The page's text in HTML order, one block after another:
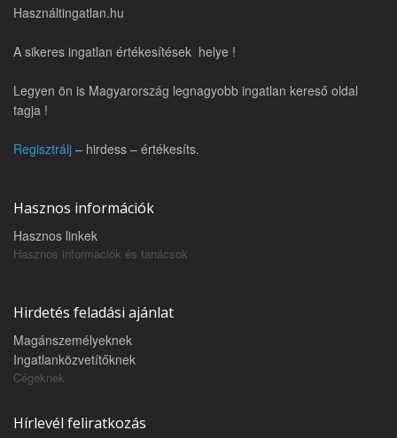
Használtingatlan.hu
A sikeres ingatlan értékesítések helye !
Legyen ön is Magyarország legnagyobb ingatlan kereső oldal
tagja !
Regisztrálj – hirdess – értékesíts.
Hasznos információk
Hasznos linkek
Hasznos információk és tanácsok
Hirdetés feladási ajánlat
Magánszemélyeknek
Ingatlanközvetítőknek
Cégeknek
Hírlevél feliratkozás